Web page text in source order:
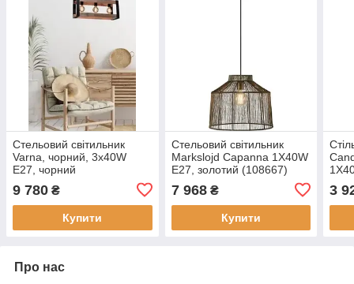
Стельовий світильник
Varna, чорний, 3x40W
E27, чорний
9 780 ₴
Купити
Стельовий світильник
Markslojd Capanna 1X40W
E27, золотий (108667)
7 968₴
Купити
3
Про нас